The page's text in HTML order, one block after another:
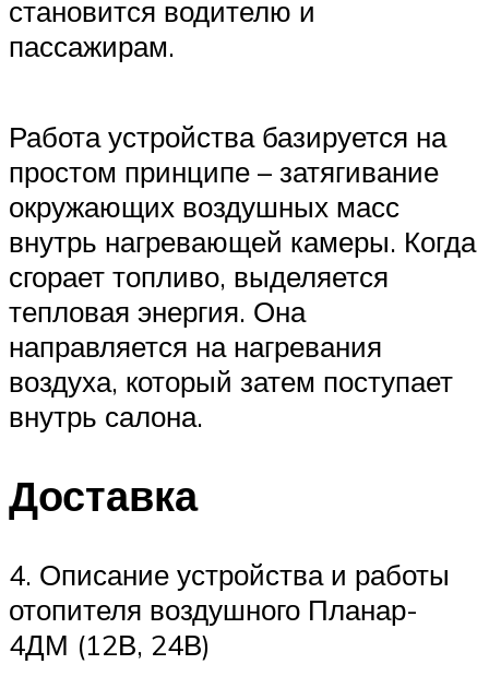
становится водителю и
пассажирам.
Работа устройства базируется на
простом принципе – затягивание
окружающих воздушных масс
внутрь нагревающей камеры. Когда
сгорает топливо, выделяется
тепловая энергия. Она
направляется на нагревания
воздуха, который затем поступает
внутрь салона.
Доставка
4. Описание устройства и работы
отопителя воздушного Планар-
4ДМ (12В, 24В)